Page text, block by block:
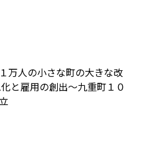
万人の小さな町の大きな改
と雇用の創出～九重町１０